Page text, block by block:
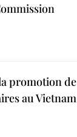
promotion de
au Vietnam